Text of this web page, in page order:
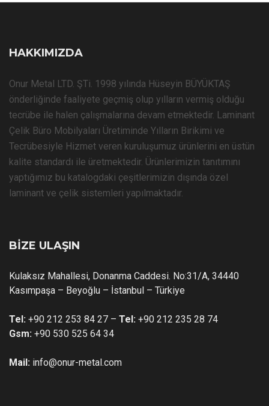
HAKKIMIZDA
Onur Metal LTD. ŞTi. 1998 yılında Hüseyin BÜYÜKTAŞ
önderliğinde faaliyete geçmiş olup yılların vermiş olduğu
tecrübe ile halen çalışmalarına devam etmektedir. Laminant
Çelik Büro Mobilyaları Üretiminde Yılların Birikimi ve
Tecrübesiyle Hizmet veren kuruluşumuz ürünlerini en üstün
kalite standardı ile üretmektedir. Ürünlerimizin tanıtımını
yaptığımız bu katalogdaki çeşitlerimizin dışında özel
laminant ve çelik sistemleri yapılmaktadır.
BİZE ULAŞIN
Kulaksız Mahallesi, Donanma Caddesi. No:31/A, 34440
Kasımpaşa – Beyoğlu – İstanbul – Türkiye
Tel: +90 212 253 84 27 – Tel: +90 212 235 28 74
Gsm: +90 530 525 64 34
Mail: info@onur-metal.com